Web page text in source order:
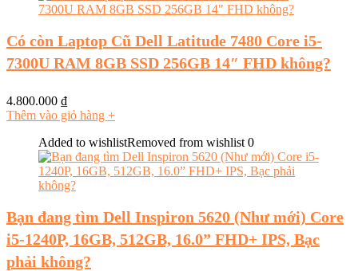
Có còn Laptop Cũ Dell Latitude 7480 Core i5-
7300U RAM 8GB SSD 256GB 14″ FHD không?
4.800.000 ₫
Thêm vào giỏ hàng +
Added to wishlistRemoved from wishlist 0
Bạn đang tìm Dell Inspiron 5620 (Như mới) Core
i5-1240P, 16GB, 512GB, 16.0” FHD+ IPS, Bạc
phải không?